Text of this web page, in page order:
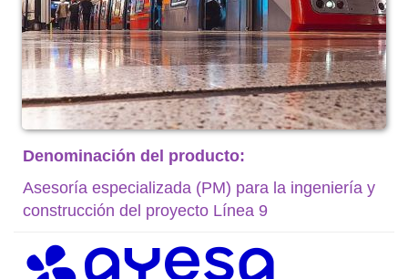
Denominación del producto:
Asesoría especializada (PM) para la ingeniería y
construcción del proyecto Línea 9